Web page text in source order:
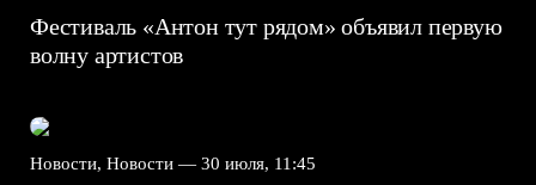
Фестиваль «Антон тут рядом» объявил первую
волну артистов
Новости, Новости — 30 июля, 11:45